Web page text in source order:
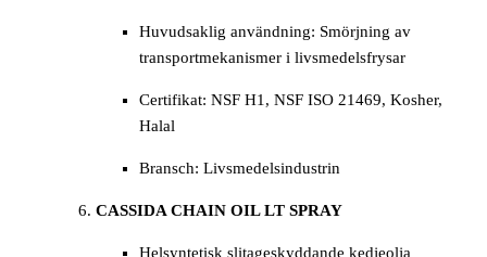
Huvudsaklig användning: Smörjning av
transportmekanismer i livsmedelsfrysar
Certifikat: NSF H1, NSF ISO 21469, Kosher,
Halal
Bransch: Livsmedelsindustrin
CASSIDA CHAIN OIL LT SPRAY
Helsyntetisk slitageskyddande kedjeolja